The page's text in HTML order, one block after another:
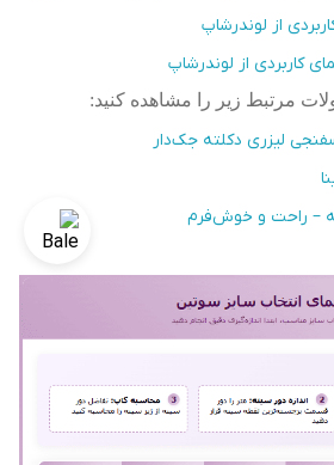
از لوندرشاپ
کاربردی از لوندرشاپ
مرتبط زیر را مشاهده کنید:
لیزری دکلته جک‌دار
– راحت و خوش‌فرم